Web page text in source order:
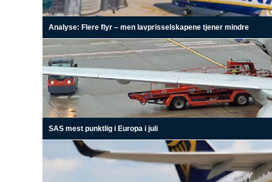
Analyse: Flere flyr – men lavprisselskapene tjener mindre
SAS mest punktlig i Europa i juli